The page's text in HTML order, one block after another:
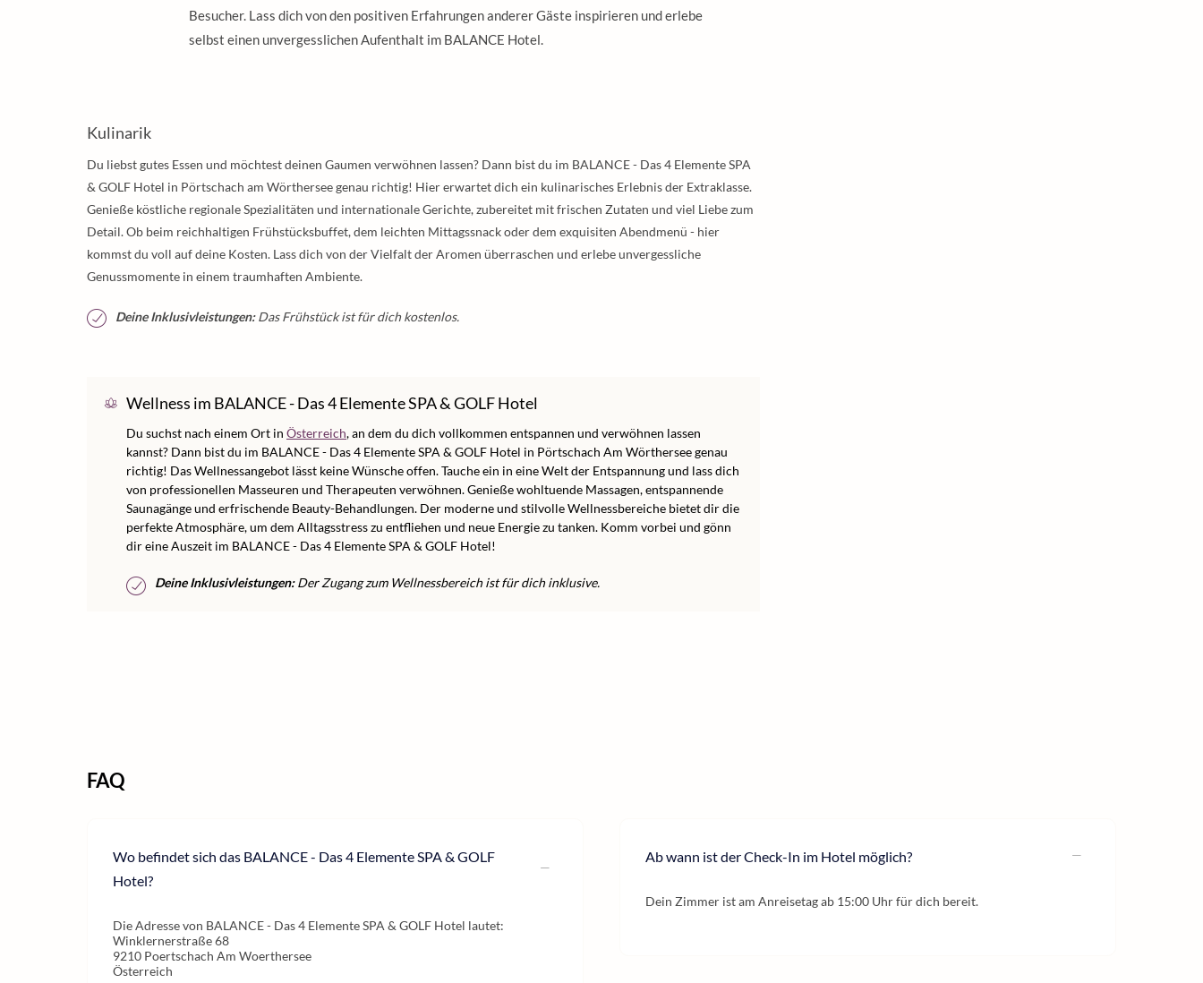
Besucher. Lass dich von den positiven Erfahrungen anderer Gäste inspirieren und erlebe
selbst einen unvergesslichen Aufenthalt im BALANCE Hotel.
Kulinarik
Du liebst gutes Essen und möchtest deinen Gaumen verwöhnen lassen? Dann bist du im BALANCE - Das 4 Elemente SPA
& GOLF Hotel in Pörtschach am Wörthersee genau richtig! Hier erwartet dich ein kulinarisches Erlebnis der Extraklasse.
Genieße köstliche regionale Spezialitäten und internationale Gerichte, zubereitet mit frischen Zutaten und viel Liebe zum
Detail. Ob beim reichhaltigen Frühstücksbuffet, dem leichten Mittagssnack oder dem exquisiten Abendmenü - hier
kommst du voll auf deine Kosten. Lass dich von der Vielfalt der Aromen überraschen und erlebe unvergessliche
Genussmomente in einem traumhaften Ambiente.
Deine Inklusivleistungen:Das Frühstück ist für dich kostenlos.
Wellness im BALANCE - Das 4 Elemente SPA & GOLF Hotel
Du suchst nach einem Ort in Österreich, an dem du dich vollkommen entspannen und verwöhnen lassen
kannst? Dann bist du im BALANCE - Das 4 Elemente SPA & GOLF Hotel in Pörtschach Am Wörthersee genau
richtig! Das Wellnessangebot lässt keine Wünsche offen. Tauche ein in eine Welt der Entspannung und lass dich
von professionellen Masseuren und Therapeuten verwöhnen. Genieße wohltuende Massagen, entspannende
Saunagänge und erfrischende Beauty-Behandlungen. Der moderne und stilvolle Wellnessbereiche bietet dir die
perfekte Atmosphäre, um dem Alltagsstress zu entfliehen und neue Energie zu tanken. Komm vorbei und gönn
dir eine Auszeit im BALANCE - Das 4 Elemente SPA & GOLF Hotel!
Deine Inklusivleistungen:Der Zugang zum Wellnessbereich ist für dich inklusive.
FAQ
Wo befindet sich das BALANCE - Das 4 Elemente SPA & GOLF
Hotel?
Die Adresse von BALANCE - Das 4 Elemente SPA & GOLF Hotel lautet:
Winklernerstraße 68
9210 Poertschach Am Woerthersee
Österreich
Ab wann ist der Check-In im Hotel möglich?
Dein Zimmer ist am Anreisetag ab 15:00 Uhr für dich bereit.